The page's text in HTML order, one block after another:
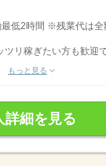
低2時間 ※残業代は全
リ稼ぎたい方も歓迎
もっと見る
詳細を見る